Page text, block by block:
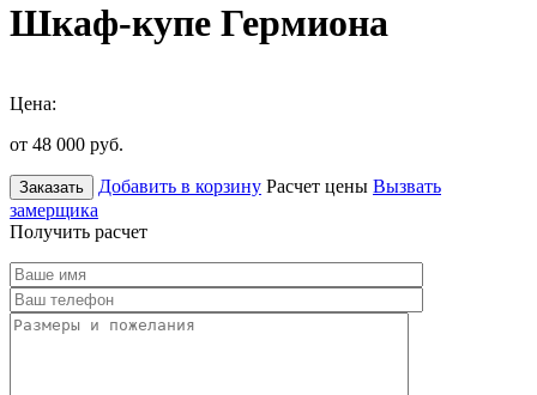
Шкаф-купе Гермиона
Цена:
от 48 000 руб.
Заказать Добавить в корзину Расчет цены Вызвать
замерщика
Получить расчет